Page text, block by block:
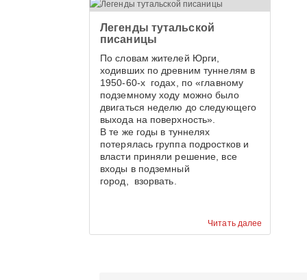
назад сельская улица,
красивее.
Читать далее
Легенды тутальской
писаницы
По словам жителей Юрги,
ходивших по древним туннелям в
1950-60-х годах, по «главному
подземному ходу можно было
двигаться неделю до следующего
выхода на поверхность».
В те же годы в туннелях
потерялась группа подростков и
власти приняли решение, все
входы в подземный
город, взорвать.